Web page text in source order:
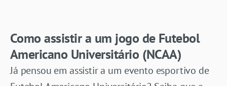
Como assistir a um jogo de Futebol
Americano Universitário (NCAA)
Já pensou em assistir a um evento esportivo de